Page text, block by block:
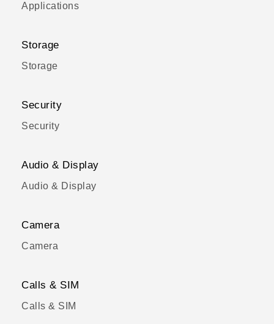
Applications
Storage
Storage
Security
Security
Audio & Display
Audio & Display
Camera
Camera
Calls & SIM
Calls & SIM